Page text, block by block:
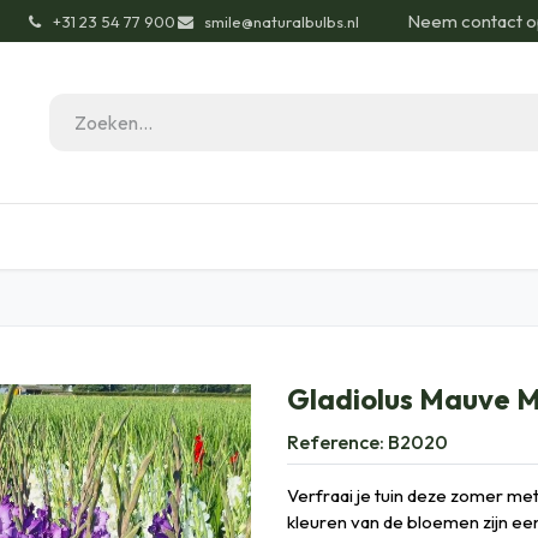
͏+31 23 54 77 900 smile@naturalbulbs.nl Neem contact
Gladiolus Mauve
Reference: B2020
Verfraai je tuin deze zomer
kleuren van de bloemen zijn